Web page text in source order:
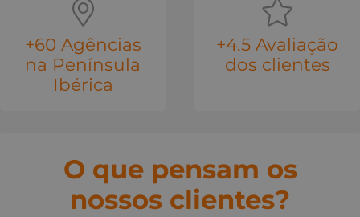
+60 Agências
na Península
Ibérica
+4.5 Avaliação
dos clientes
O que pensam os
nossos clientes?